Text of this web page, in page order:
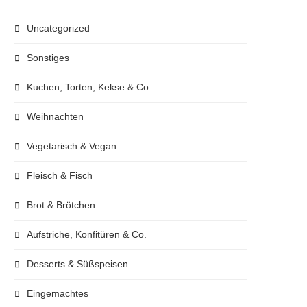
Uncategorized
Sonstiges
Kuchen, Torten, Kekse & Co
Weihnachten
Vegetarisch & Vegan
Fleisch & Fisch
Brot & Brötchen
Aufstriche, Konfitüren & Co.
Desserts & Süßspeisen
Eingemachtes